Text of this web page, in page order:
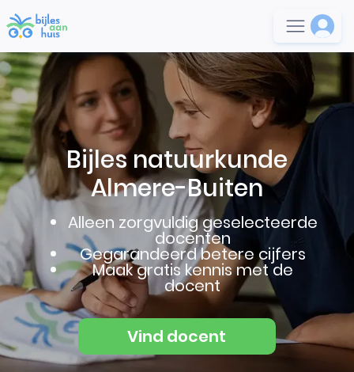
Bijles natuurkunde
Almere-Buiten
Alleen zorgvuldig geselecteerde
docenten
Gegarandeerd betere cijfers
Maak gratis kennis met de
docent
Vind docent